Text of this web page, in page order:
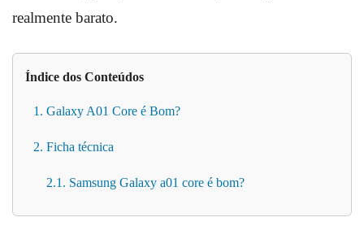
realmente barato.
Índice dos Conteúdos
1. Galaxy A01 Core é Bom?
2. Ficha técnica
2.1. Samsung Galaxy a01 core é bom?